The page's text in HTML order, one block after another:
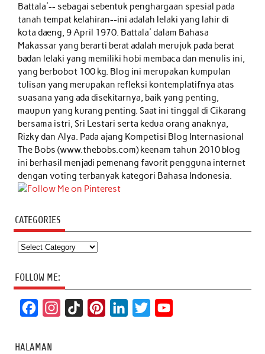
Battala'-- sebagai sebentuk penghargaan spesial pada
tanah tempat kelahiran--ini adalah lelaki yang lahir di
kota daeng, 9 April 1970. Battala' dalam Bahasa
Makassar yang berarti berat adalah merujuk pada berat
badan lelaki yang memiliki hobi membaca dan menulis ini,
yang berbobot 100 kg. Blog ini merupakan kumpulan
tulisan yang merupakan refleksi kontemplatifnya atas
suasana yang ada disekitarnya, baik yang penting,
maupun yang kurang penting. Saat ini tinggal di Cikarang
bersama istri, Sri Lestari serta kedua orang anaknya,
Rizky dan Alya. Pada ajang Kompetisi Blog Internasional
The Bobs (www.thebobs.com) keenam tahun 2010 blog
ini berhasil menjadi pemenang favorit pengguna internet
dengan voting terbanyak kategori Bahasa Indonesia.
CATEGORIES
Categories
FOLLOW ME:
c
HALAMAN